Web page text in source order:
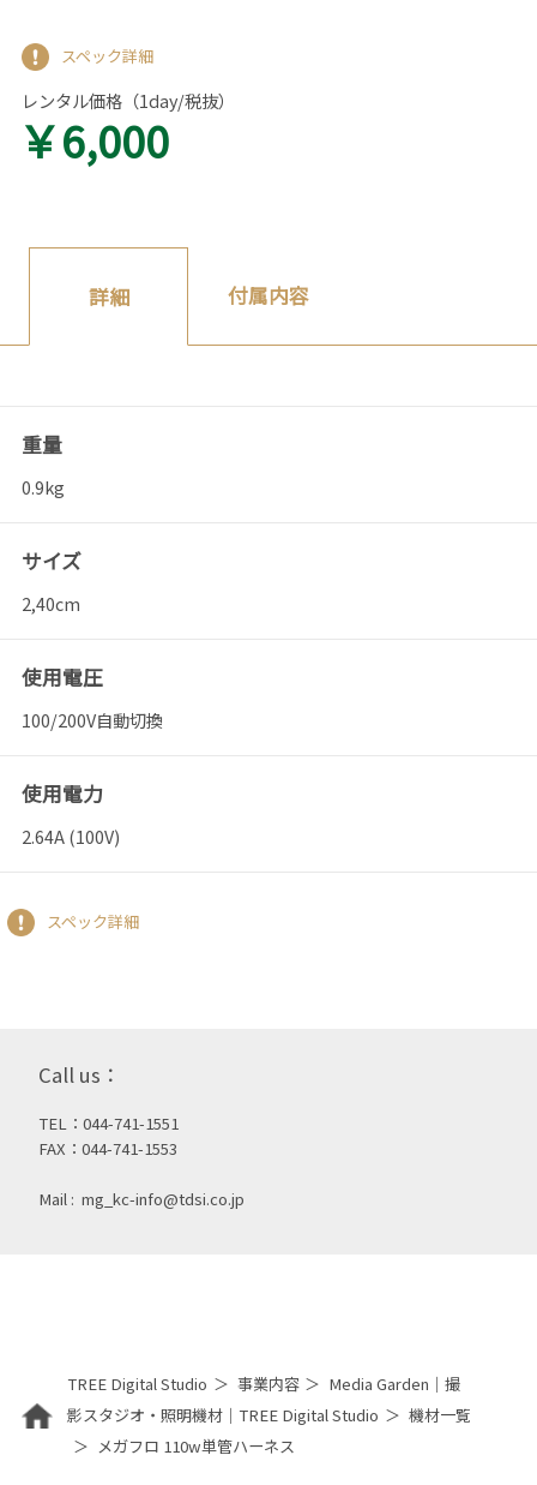
スペック詳細
レンタル価格（1day/税抜）
￥6,000
詳細 付属内容
重量
0.9kg
サイズ
2,40cm
使用電圧
100/200V自動切換
使用電力
2.64A (100V)
スペック詳細
Call us：
TEL：044-741-1551
FAX：044-741-1553
Mail : mg_kc-info@tdsi.co.jp
TREE Digital Studio 事業内容
Media Garden｜撮
影スタジオ・照明機材｜TREE Digital Studio
機材一覧
メガフロ 110w単管ハーネス